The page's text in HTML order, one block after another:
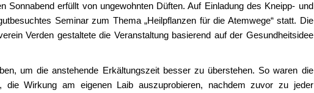
Sonnabend erfüllt von ungewohnten Düften. Auf Einladung des Kneipp- und
Seminar zum Thema „Heilpflanzen für die Atemwege“ statt. Die
Verden gestaltete die Veranstaltung basierend auf der Gesundheitsidee
um die anstehende Erkältungszeit besser zu überstehen. So waren die
die Wirkung am eigenen Laib auszuprobieren, nachdem zuvor zu jeder